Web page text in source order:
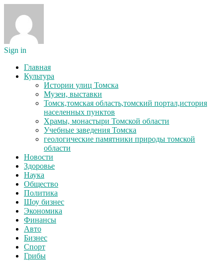
Sign in
Главная
Культура
Истории улиц Томска
Музеи, выставки
Томск,томская область,томский портал,история
населенных пунктов
Храмы, монастыри Томской области
Учебные заведения Томска
геологические памятники природы томской
области
Новости
Здоровье
Наука
Общество
Политика
Шоу бизнес
Экономика
Финансы
Авто
Бизнес
Спорт
Грибы